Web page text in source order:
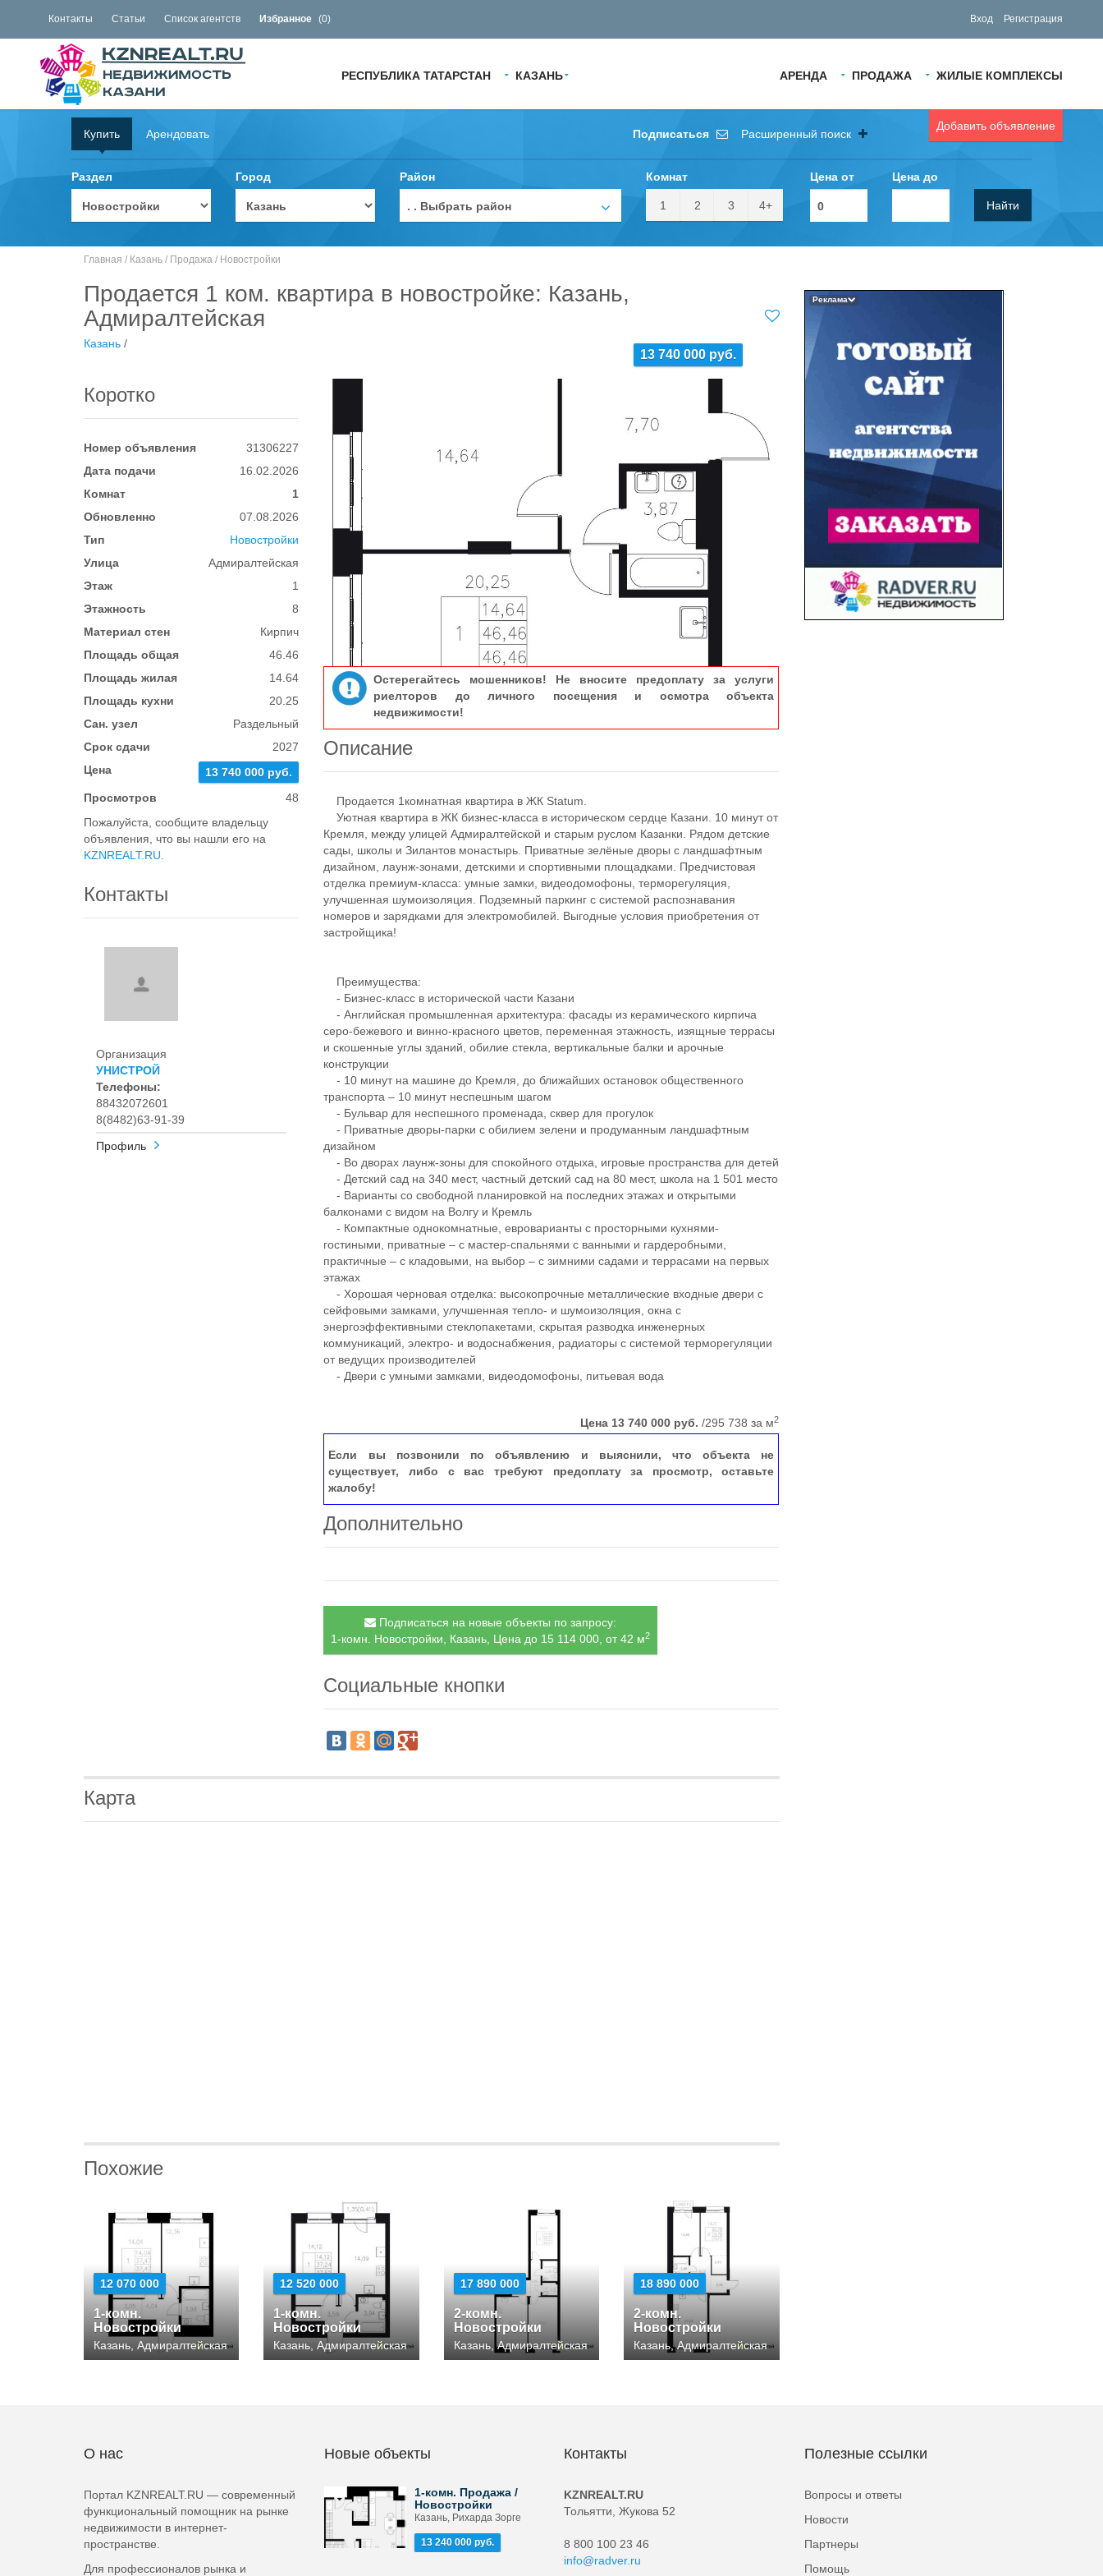
Контакты Статьи Список агентств Избранное (0) Вход Регистрация
АРЕНДА ПРОДАЖА ЖИЛЫЕ КОМПЛЕКСЫ
РЕСПУБЛИКА ТАТАРСТАН КАЗАНЬ
Добавить объявление
Купить Арендовать Подписаться Расширенный поиск
Раздел Город Район
. . Выбрать район
Комнат
1 2 3 4+
Цена от Цена до
Найти
Главная / Казань / Продажа / Новостройки
Продается 1 ком. квартира в новостройке: Казань,
Адмиралтейская
13 740 000 руб.
Казань /
Коротко
Номер объявления
31306227
Дата подачи
16.02.2026
Комнат
1
Обновленно
07.08.2026
Тип
Новостройки
Улица
Адмиралтейская
Этаж
1
Этажность
8
Материал стен
Кирпич
Площадь общая
46.46
Площадь жилая
14.64
Площадь кухни
20.25
Сан. узел
Раздельный
Срок сдачи
2027
Цена
13 740 000 руб.
Просмотров
48
Пожалуйста, сообщите владельцу
объявления, что вы нашли его на
KZNREALT.RU
Контакты
Организация
УНИСТРОЙ
Телефоны:
88432072601
8(8482)63-91-39
Профиль
Остерегайтесь мошенников! Не вносите предоплату за услуги
риелторов до личного посещения и осмотра объекта
недвижимости!
Описание
Продается 1комнатная квартира в ЖК Statum.
Уютная квартира в ЖК бизнес-класса в историческом сердце Казани. 10 минут от
Кремля, между улицей Адмиралтейской и старым руслом Казанки. Рядом детские
сады, школы и Зилантов монастырь. Приватные зелёные дворы с ландшафтным
дизайном, лаунж-зонами, детскими и спортивными площадками. Предчистовая
отделка премиум-класса: умные замки, видеодомофоны, терморегуляция,
улучшенная шумоизоляция. Подземный паркинг с системой распознавания
номеров и зарядками для электромобилей. Выгодные условия приобретения от
застройщика!
Преимущества:
- Бизнес-класс в исторической части Казани
- Английская промышленная архитектура: фасады из керамического кирпича
серо-бежевого и винно-красного цветов, переменная этажность, изящные террасы
и скошенные углы зданий, обилие стекла, вертикальные балки и арочные
конструкции
- 10 минут на машине до Кремля, до ближайших остановок общественного
транспорта – 10 минут неспешным шагом
- Бульвар для неспешного променада, сквер для прогулок
- Приватные дворы-парки с обилием зелени и продуманным ландшафтным
дизайном
- Во дворах лаунж-зоны для спокойного отдыха, игровые пространства для детей
- Детский сад на 340 мест, частный детский сад на 80 мест, школа на 1 501 место
- Варианты со свободной планировкой на последних этажах и открытыми
балконами с видом на Волгу и Кремль
- Компактные однокомнатные, евроварианты с просторными кухнями-
гостиными, приватные – с мастер-спальнями с ванными и гардеробными,
практичные – с кладовыми, на выбор – с зимними садами и террасами на первых
этажах
- Хорошая черновая отделка: высокопрочные металлические входные двери с
сейфовыми замками, улучшенная тепло- и шумоизоляция, окна с
энергоэффективными стеклопакетами, скрытая разводка инженерных
коммуникаций, электро- и водоснабжения, радиаторы с системой терморегуляции
от ведущих производителей
- Двери с умными замками, видеодомофоны, питьевая вода
Цена 13 740 000 руб. /295 738 за м2
Если вы позвонили по объявлению и выяснили, что объекта не
существует, либо с вас требуют предоплату за просмотр, оставьте
жалобу!
Дополнительно
Подписаться на новые объекты по запросу:
1-комн. Новостройки, Казань, Цена до 15 114 000, от 42 м2
Социальные кнопки
Карта
Похожие
12 070 000
1-комн.
Новостройки
Казань, Адмиралтейская
12 520 000
1-комн.
Новостройки
Казань, Адмиралтейская
17 890 000
2-комн.
Новостройки
Казань, Адмиралтейская
18 890 000
2-комн.
Новостройки
Казань, Адмиралтейская
Реклама
О нас
Портал KZNREALT.RU — современный
функциональный помощник на рынке
недвижимости в интернет-
пространстве.
Для профессионалов рынка и
Новые объекты
1-комн. Продажа /
Новостройки
Казань, Рихарда Зорге
13 240 000 руб.
Контакты
KZNREALT.RU
Тольятти, Жукова 52
8 800 100 23 46
info@radver.ru
Полезные ссылки
Вопросы и ответы
Новости
Партнеры
Помощь